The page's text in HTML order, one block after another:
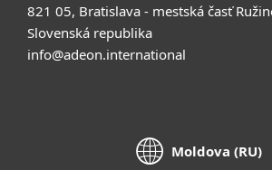
821 05, Bratislava - mestská časť
Slovenská republika
info@adeon.international
Moldova (RU)